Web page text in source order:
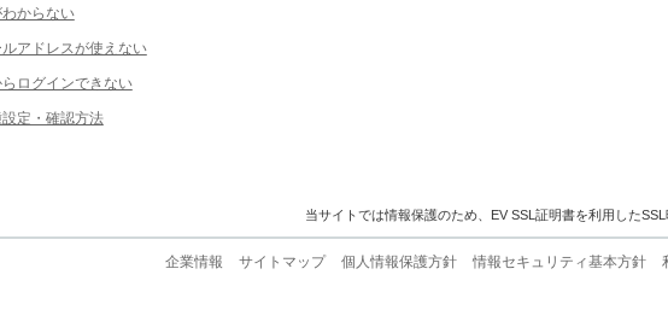
からない
アドレスが使えない
ログインできない
定・確認方法
当サイトでは情報保護のため、EV SSL証明書を利用した
企業情報 サイトマップ 個人情報保護方針 情報セキュリティ基本方針